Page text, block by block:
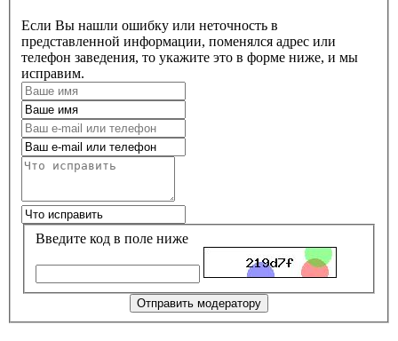
Если Вы нашли ошибку или неточность в
представленной информации, поменялся адрес или
телефон заведения, то укажите это в форме ниже, и мы
исправим.
Введите код в поле ниже
Отправить модератору